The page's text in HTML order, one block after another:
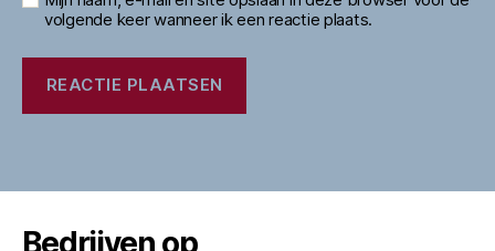
volgende keer wanneer ik een reactie plaats.
Bedrijven op